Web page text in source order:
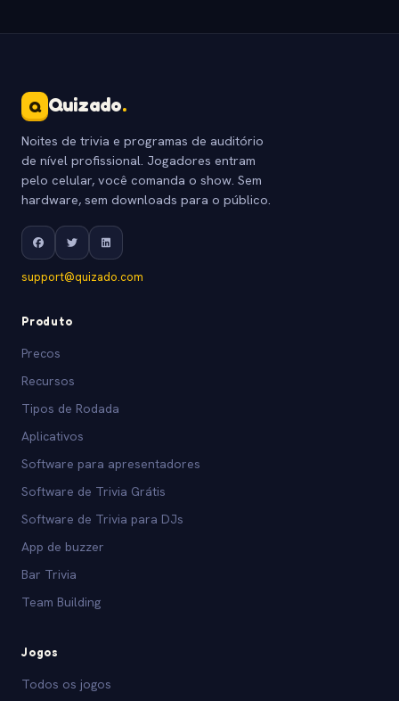
Q Quizado.
Noites de trivia e programas de auditório
de nível profissional. Jogadores entram
pelo celular, você comanda o show. Sem
hardware, sem downloads para o público.
support@quizado.com
Produto
Precos
Recursos
Tipos de Rodada
Aplicativos
Software para apresentadores
Software de Trivia Grátis
Software de Trivia para DJs
App de buzzer
Bar Trivia
Team Building
Jogos
Todos os jogos